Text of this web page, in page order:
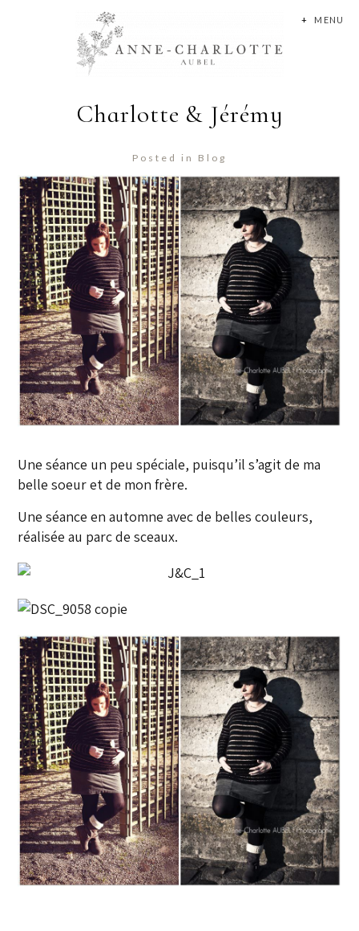
MENU
+
Charlotte & Jérémy
Posted in Blog
Une séance un peu spéciale, puisqu’il s’agit de ma
belle soeur et de mon frère.
Une séance en automne avec de belles couleurs,
réalisée au parc de sceaux.